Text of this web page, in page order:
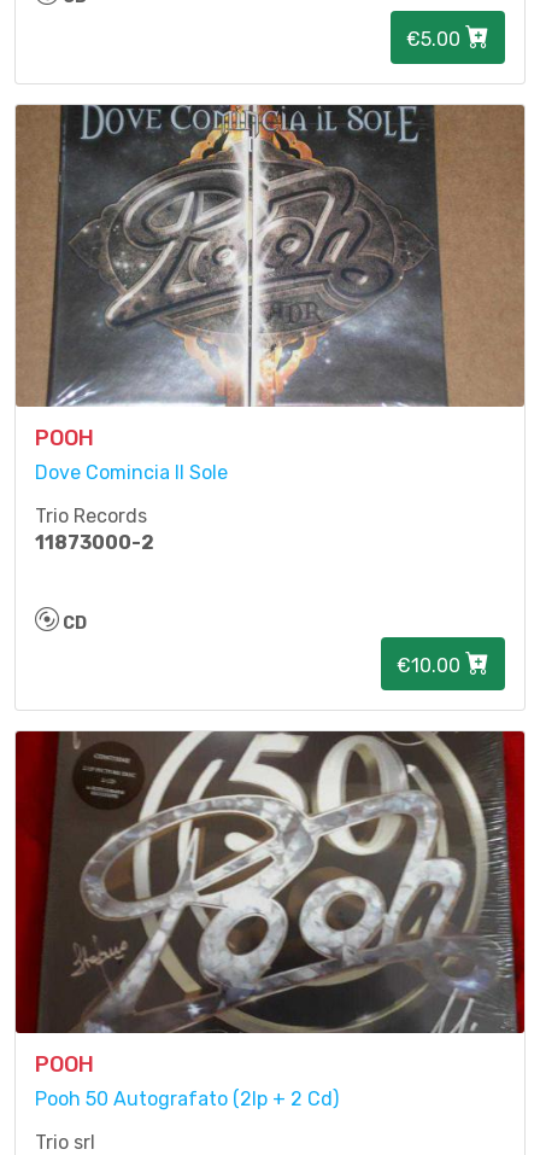
€5.00
POOH
Dove Comincia Il Sole
Trio Records
11873000-2
CD
€10.00
POOH
Pooh 50 Autografato (2lp + 2 Cd)
Trio srl